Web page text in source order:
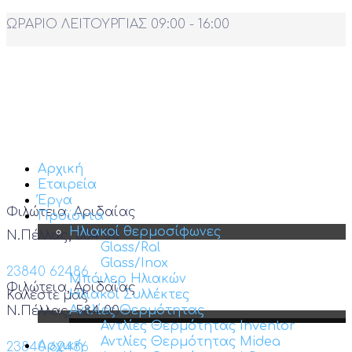
ΩΡΑΡΙΟ ΛΕΙΤΟΥΡΓΙΑΣ 09:00 - 16:00
Φιλώτεια, Αριδαίας
Ν.Πέλλας, 584 00
23840 62486
Καλέστε μας
Αρχική
Εταιρεία
Έργα
Προϊόντα
Ηλιακοί θερμοσίφωνες
Glass/Ral
Glass/Inox
Μπόιλερ Ηλιακών
Ηλιακοί Συλλέκτες
Αντλίες Θερμότητας
Αντλίες Θερμότητας Inventor
Αντλίες Θερμότητας Midea
Φιλώτεια, Αριδαίας
Ν.Πέλλας, 584 00
23840 62486
Αρχική